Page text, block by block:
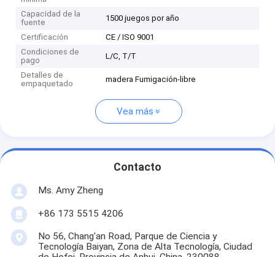
Capacidad de la
fuente
1500 juegos por año
Certificación
CE / ISO 9001
Condiciones de
pago
L/C, T/T
Detalles de
empaquetado
madera Fumigación-libre
Vea más
Contacto
Ms. Amy Zheng
+86 173 5515 4206
No 56, Chang'an Road, Parque de Ciencia y
Tecnología Baiyan, Zona de Alta Tecnología, Ciudad